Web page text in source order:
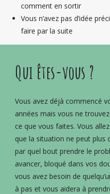
comment en sortir
Vous n’avez pas d’idée
faire par la suite
Qui êtes-vous ?
Vous avez déjà commencé
années mais vous ne
ce que vous faites. Vous
que la situation ne peut plus
par quel bout prendre le
avancer, bloqué dans vos
vous avez besoin de
à pas et vous aidera à